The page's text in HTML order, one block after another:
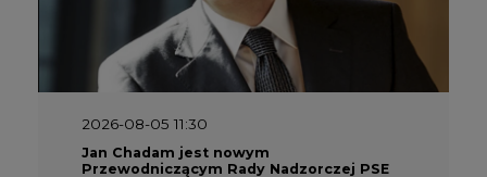
2026-08-05 11:30
Jan Chadam jest nowym
Przewodniczącym Rady Nadzorczej PSE